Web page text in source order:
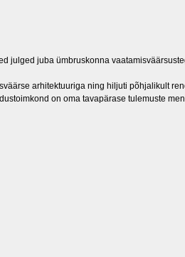
julged juba ümbruskonna
arhitektuuriga ning hiljuti põhjalikult
on oma tavapärase tulemuste